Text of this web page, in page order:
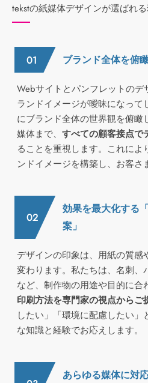
tekstの紙媒体デザインが選ばれ
ブランド全体を俯
Webサイトとパンフレットの
ランドイメージが曖昧になって
にブランド全体の世界観を俯瞰
媒体まで、すべての顧客接点で
ることを重視します。これによ
ンドイメージを構築し、お客さ
効果を最大化する
案」
デザインの印象は、用紙の質感
変わります。私たちは、名刺、
など、制作物の用途や目的に合
印刷方法を専門家の視点からご
したい」「環境に配慮したい
な知識と経験でお応えします。
あらゆる媒体に対